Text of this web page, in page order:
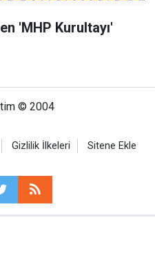
'MHP Kurultayı'
© 2004
Gizlilik İlkeleri Sitene Ekle